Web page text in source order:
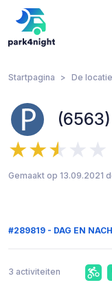
Startpagina De
Gemaakt op 13.09.2021
#289819 - DAG EN
3 activiteiten